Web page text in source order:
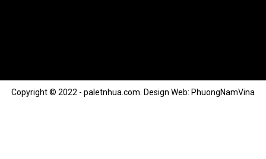
Copyright © 2022 - paletnhua.com. Design Web: PhuongNamVina